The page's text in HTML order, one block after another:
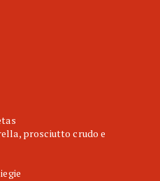
prosciutto crudo e